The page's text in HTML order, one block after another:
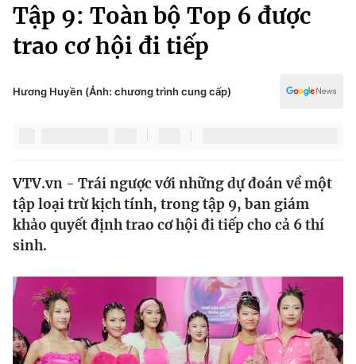
Chính trị
Xã hội
Pháp luật
Thế giới
Tin tức
Thế giới đó đây
Câu chuyện quốc tế
Kinh tế
Thị trường
Góc doanh nghiệp
Dữ liệu và đời sống
Truyền hình
Phim VTV
Truyền hình
Văn hóa - Giải trí
Công nghệ
Tập 9: Toàn bộ Top 6 được
trao cơ hội đi tiếp
Hương Huyền (Ảnh: chương trình cung cấp)
VTV.vn - Trái ngược với những dự đoán về một
tập loại trừ kịch tính, trong tập 9, ban giám
khảo quyết định trao cơ hội đi tiếp cho cả 6 thí
sinh.